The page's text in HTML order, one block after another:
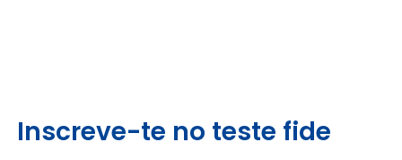
Inscreve-te no teste fide